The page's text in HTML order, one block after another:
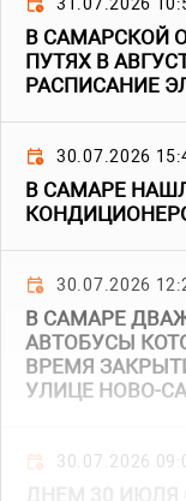
31.07.2026
В САМАРСКОЙ
ПУТЯХ В
РАСПИСАНИЕ
30.07.2026
В САМАРЕ
30.07.2026
В САМАРЕ
АВТОБУСЫ
ВРЕМЯ
УЛИЦЕ НОВО-
30.07.2026
ДНЕМ 30